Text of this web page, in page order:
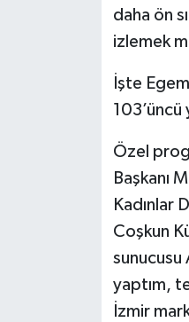
daha ön
izlemek
İşte
103’üncü
Özel
Başkanı
Kadınlar
Coşkun
sunucusu
yaptım,
İzmir